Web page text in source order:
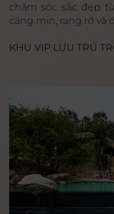
chăm sóc sắc đẹp
căng mịn, rạng rỡ và
KHU VIP LƯU TRÚ